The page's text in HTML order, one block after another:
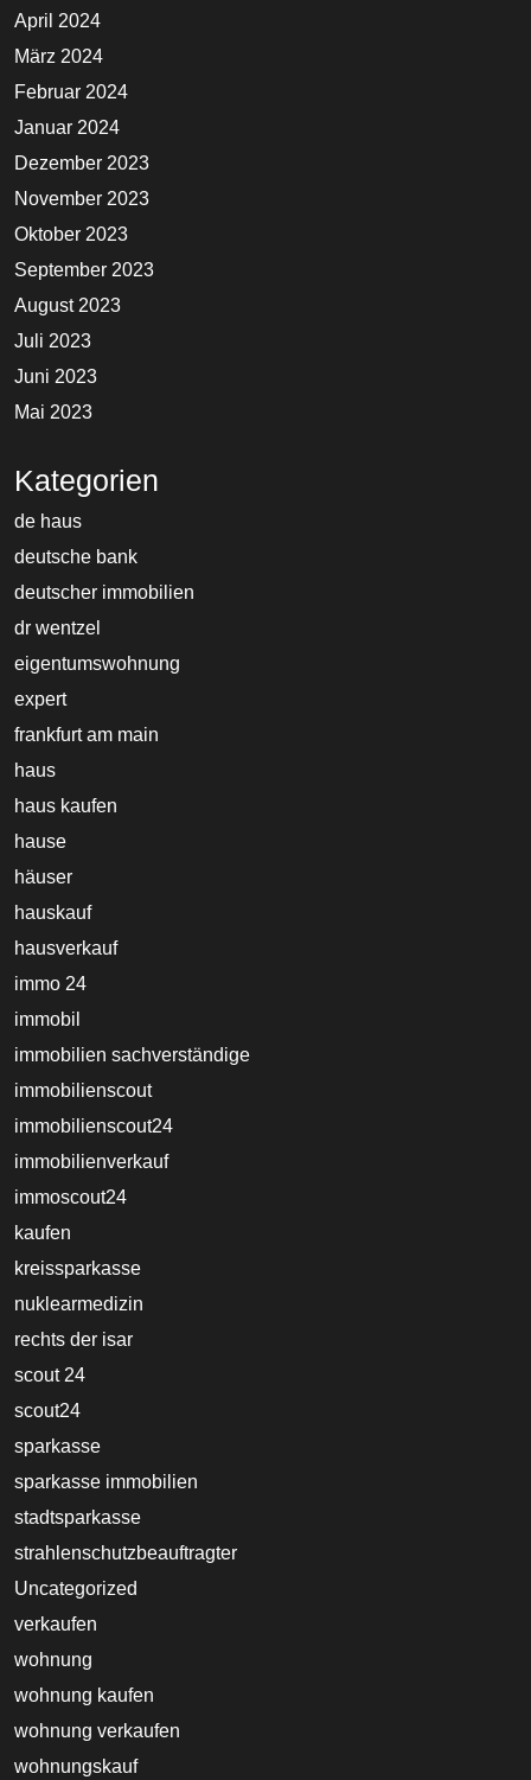
April 2024
März 2024
Februar 2024
Januar 2024
Dezember 2023
November 2023
Oktober 2023
September 2023
August 2023
Juli 2023
Juni 2023
Mai 2023
Kategorien
de haus
deutsche bank
deutscher immobilien
dr wentzel
eigentumswohnung
expert
frankfurt am main
haus
haus kaufen
hause
häuser
hauskauf
hausverkauf
immo 24
immobil
immobilien sachverständige
immobilienscout
immobilienscout24
immobilienverkauf
immoscout24
kaufen
kreissparkasse
nuklearmedizin
rechts der isar
scout 24
scout24
sparkasse
sparkasse immobilien
stadtsparkasse
strahlenschutzbeauftragter
Uncategorized
verkaufen
wohnung
wohnung kaufen
wohnung verkaufen
wohnungskauf